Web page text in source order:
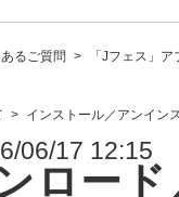
るご質問 > 「Jフェス」
> インストール／アンイン
06/17 12:15
ロー